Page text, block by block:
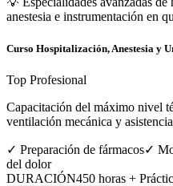
anestesia e instrumentación en
Curso Hospitalización, Anestesia y
Top Profesional
Capacitación del máximo nivel
ventilación mecánica y
✓ Preparación de fármacos✓
del dolor
DURACIÓN450 horas +